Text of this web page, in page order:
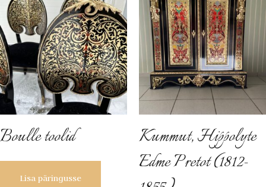
Boulle toolid
Lisa päringusse
Kummut, Hippolyte
Edme Pretot (1812-